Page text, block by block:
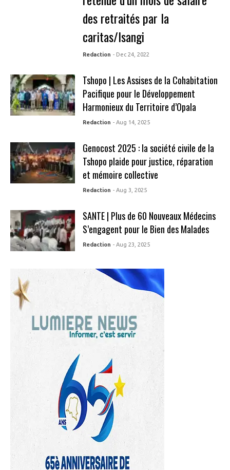
des retraités par la
caritas/Isangi
Redaction - Dec 24, 2022
Tshopo | Les Assises de la Cohabitation
Pacifique pour le Développement
Harmonieux du Territoire d’Opala
Redaction - Aug 14, 2025
Genocost 2025 : la société civile de la
Tshopo plaide pour justice, réparation
et mémoire collective
Redaction - Aug 3, 2025
SANTE | Plus de 60 Nouveaux Médecins
S’engagent pour le Bien des Malades
Redaction - Aug 23, 2025